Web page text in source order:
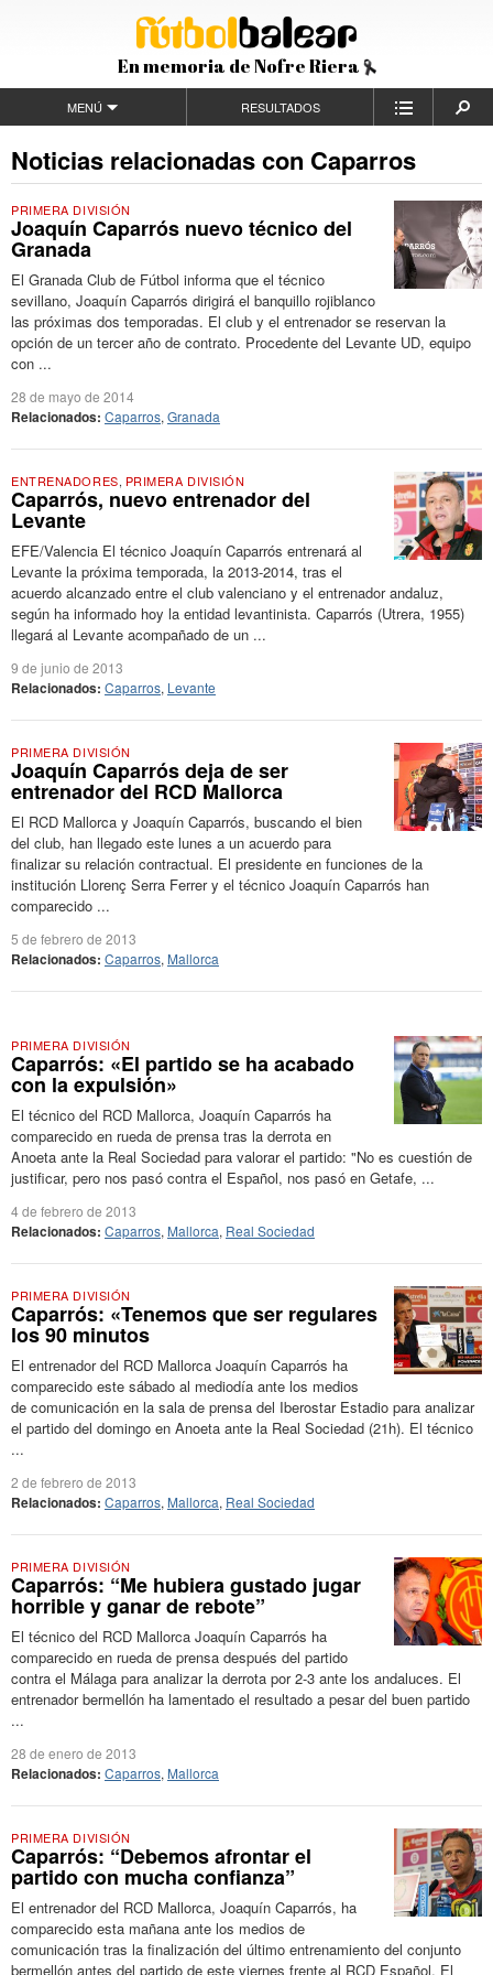
En memoria de Nofre Riera
MENÚ RESULTADOS
Noticias relacionadas con Caparros
PRIMERA DIVISIÓN
Joaquín Caparrós nuevo técnico del
Granada
El Granada Club de Fútbol informa que el técnico
sevillano, Joaquín Caparrós dirigirá el banquillo rojiblanco
las próximas dos temporadas. El club y el entrenador se reservan la
opción de un tercer año de contrato. Procedente del Levante UD, equipo
con ...
28 de mayo de 2014
Relacionados: Caparros, Granada
ENTRENADORES, PRIMERA DIVISIÓN
Caparrós, nuevo entrenador del
Levante
EFE/Valencia El técnico Joaquín Caparrós entrenará al
Levante la próxima temporada, la 2013-2014, tras el
acuerdo alcanzado entre el club valenciano y el entrenador andaluz,
según ha informado hoy la entidad levantinista. Caparrós (Utrera, 1955)
llegará al Levante acompañado de un ...
9 de junio de 2013
Relacionados: Caparros, Levante
PRIMERA DIVISIÓN
Joaquín Caparrós deja de ser
entrenador del RCD Mallorca
El RCD Mallorca y Joaquín Caparrós, buscando el bien
del club, han llegado este lunes a un acuerdo para
finalizar su relación contractual. El presidente en funciones de la
institución Llorenç Serra Ferrer y el técnico Joaquín Caparrós han
comparecido ...
5 de febrero de 2013
Relacionados: Caparros, Mallorca
PRIMERA DIVISIÓN
Caparrós: «El partido se ha acabado
con la expulsión»
El técnico del RCD Mallorca, Joaquín Caparrós ha
comparecido en rueda de prensa tras la derrota en
Anoeta ante la Real Sociedad para valorar el partido: "No es cuestión de
justificar, pero nos pasó contra el Español, nos pasó en Getafe, ...
4 de febrero de 2013
Relacionados: Caparros, Mallorca, Real Sociedad
PRIMERA DIVISIÓN
Caparrós: «Tenemos que ser regulares
los 90 minutos
El entrenador del RCD Mallorca Joaquín Caparrós ha
comparecido este sábado al mediodía ante los medios
de comunicación en la sala de prensa del Iberostar Estadio para analizar
el partido del domingo en Anoeta ante la Real Sociedad (21h). El técnico
...
2 de febrero de 2013
Relacionados: Caparros, Mallorca, Real Sociedad
PRIMERA DIVISIÓN
Caparrós: “Me hubiera gustado jugar
horrible y ganar de rebote”
El técnico del RCD Mallorca Joaquín Caparrós ha
comparecido en rueda de prensa después del partido
contra el Málaga para analizar la derrota por 2-3 ante los andaluces. El
entrenador bermellón ha lamentado el resultado a pesar del buen partido
...
28 de enero de 2013
Relacionados: Caparros, Mallorca
PRIMERA DIVISIÓN
Caparrós: “Debemos afrontar el
partido con mucha confianza”
El entrenador del RCD Mallorca, Joaquín Caparrós, ha
comparecido esta mañana ante los medios de
comunicación tras la finalización del último entrenamiento del conjunto
bermellón antes del partido de este viernes frente al RCD Español. El